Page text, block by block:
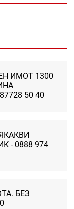
ИМОТ 1300
50 40
- 0888 974
БЕЗ